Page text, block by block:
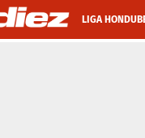
LIGA